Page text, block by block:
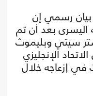
رسمي إن
بعد أن تم
سيتي وبليموث
الإنجليزي
إزعاجه خلال